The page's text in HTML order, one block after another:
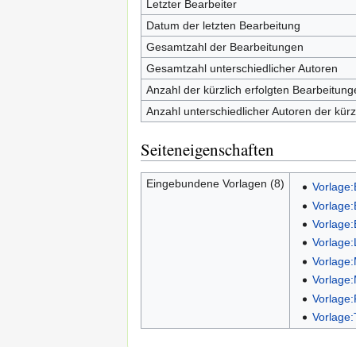
Letzter Bearbeiter
Datum der letzten Bearbeitung
Gesamtzahl der Bearbeitungen
Gesamtzahl unterschiedlicher Autoren
Anzahl der kürzlich erfolgten
Anzahl unterschiedlicher Autoren der
Seiteneigenschaften
Eingebundene Vorlagen (8)